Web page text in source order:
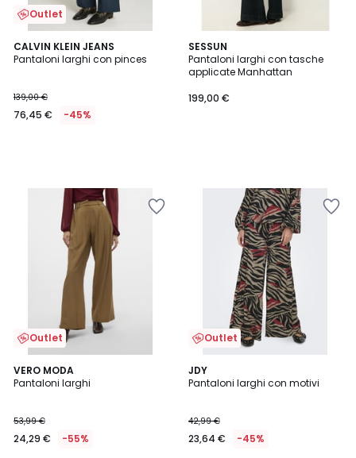
Outlet
CALVIN KLEIN JEANS
Pantaloni larghi con pinces
139,00 €
76,45 € -45%
SESSUN
Pantaloni larghi con tasche
applicate Manhattan
199,00 €
Outlet
VERO MODA
Pantaloni larghi
53,99 €
24,29 € -55%
4
/
Outlet
JDY
Pantaloni larghi con motivi
42,99 €
23,64 € -45%
3,7
/ 5